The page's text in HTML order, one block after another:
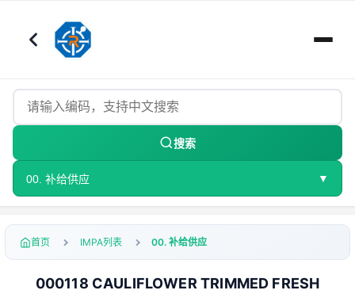
搜索
00. 补给供应 ▼
首页 IMPA列表 00. 补给供应
000118 CAULIFLOWER TRIMMED FRESH